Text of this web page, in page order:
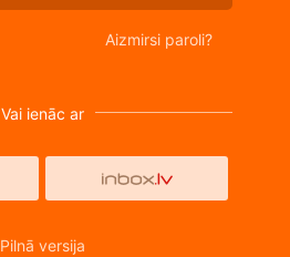
Aizmirsi paroli?
Vai ienāc ar
Pilnā versija